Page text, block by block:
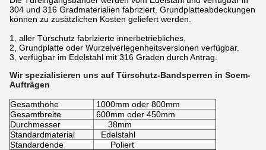
304 und 316 Gradmaterialien fabriziert. Grundplatteabdeckungen
können zu zusätzlichen Kosten geliefert werden.
1, aller Türschutz fabrizierte innerbetriebliches.
2, Grundplatte oder Wurzelverlegenheitsversionen verfügbar.
3, verfügbar im Edelstahl mit 316 Graden durch Antrag.
Wir spezialisieren uns auf Türschutz-Bandsperren in Soem-
Aufträgen
Gesamthöhe
1000mm oder 800mm
Gesamtbreite
600mm oder 450mm
Durchmesser
38mm
Standardmaterial
Edelstahl
Standardende
Poliert